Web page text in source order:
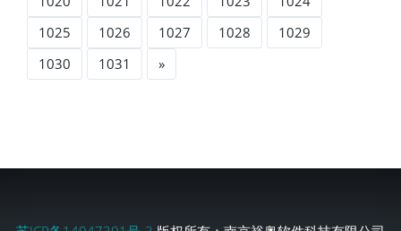
1025
1026 1027 1028
1029
1030
1031 »